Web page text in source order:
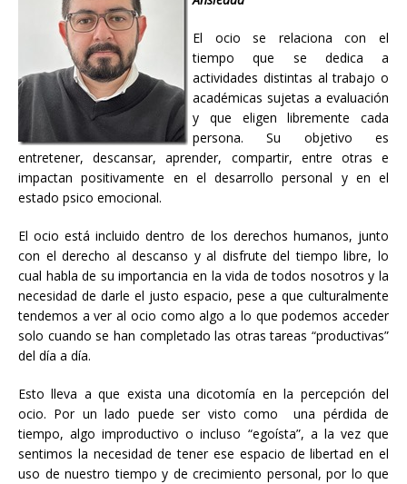
El ocio se relaciona con el
tiempo que se dedica a
actividades distintas al trabajo o
académicas sujetas a evaluación
y que eligen libremente cada
persona. Su objetivo es
entretener, descansar, aprender, compartir, entre otras e
impactan positivamente en el desarrollo personal y en el
estado psico emocional.
El ocio está incluido dentro de los derechos humanos, junto
con el derecho al descanso y al disfrute del tiempo libre, lo
cual habla de su importancia en la vida de todos nosotros y la
necesidad de darle el justo espacio, pese a que culturalmente
tendemos a ver al ocio como algo a lo que podemos acceder
solo cuando se han completado las otras tareas “productivas”
del día a día.
Esto lleva a que exista una dicotomía en la percepción del
ocio. Por un lado puede ser visto como una pérdida de
tiempo, algo improductivo o incluso “egoísta”, a la vez que
sentimos la necesidad de tener ese espacio de libertad en el
uso de nuestro tiempo y de crecimiento personal, por lo que